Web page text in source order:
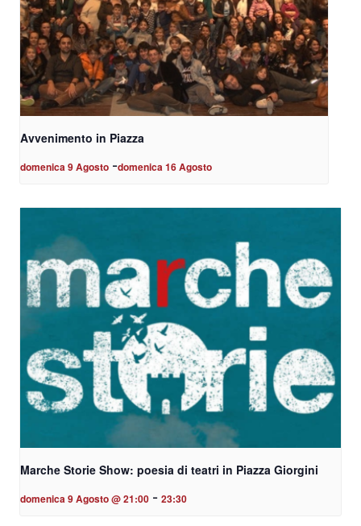
Avvenimento in Piazza
domenica 9 Agosto -domenica 16 Agosto
Marche Storie Show: poesia di teatri in Piazza Giorgini
domenica 9 Agosto @ 21:00 - 23:30